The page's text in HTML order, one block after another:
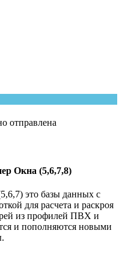
отправлена
Окна (5,6,7,8)
это базы данных с
для расчета и раскроя
из профилей ПВХ и
и пополняются новыми